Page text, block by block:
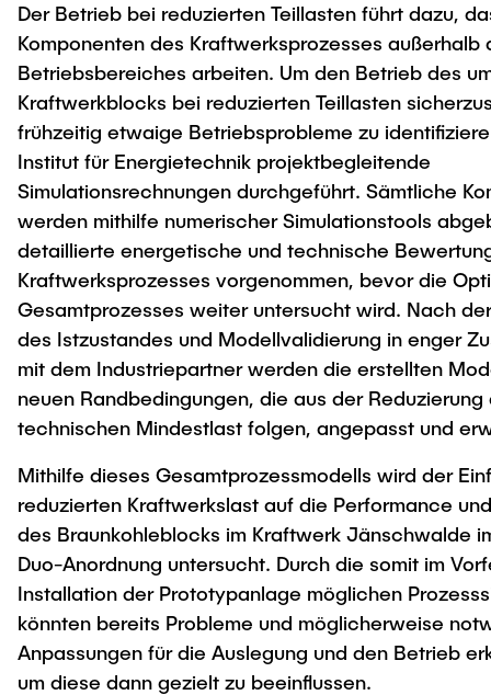
Der Betrieb bei reduzierten Teillasten führt dazu,
Komponenten des Kraftwerksprozesses außerhalb
Betriebsbereiches arbeiten. Um den Betrieb des
Kraftwerkblocks bei reduzierten Teillasten
frühzeitig etwaige Betriebsprobleme zu
Institut für Energietechnik projektbegleitende
Simulationsrechnungen durchgeführt. Sämtliche
werden mithilfe numerischer Simulationstools
detaillierte energetische und technische
Kraftwerksprozesses vorgenommen, bevor die
Gesamtprozesses weiter untersucht wird. Nach
des Istzustandes und Modellvalidierung in enger
mit dem Industriepartner werden die erstellten
neuen Randbedingungen, die aus der Reduzierung
technischen Mindestlast folgen, angepasst und
Mithilfe dieses Gesamtprozessmodells wird der
reduzierten Kraftwerkslast auf die Performance
des Braunkohleblocks im Kraftwerk Jänschwalde
Duo-Anordnung untersucht. Durch die somit im
Installation der Prototypanlage möglichen
könnten bereits Probleme und möglicherweise
Anpassungen für die Auslegung und den Betrieb
um diese dann gezielt zu beeinflussen.